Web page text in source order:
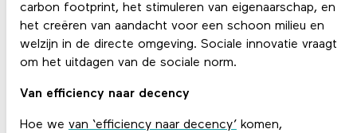
carbon footprint, het stimuleren van eigenaarschap, en
het creëren van aandacht voor een schoon milieu en
welzijn in de directe omgeving. Sociale innovatie vraagt
om het uitdagen van de sociale norm.
Van efficiency naar decency
Hoe we van ‘efficiency naar decency’ komen,